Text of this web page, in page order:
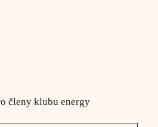
členy klubu energy